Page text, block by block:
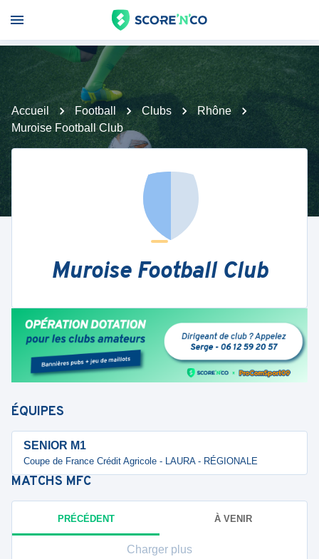
Accueil Football Clubs
Rhône
Muroise Football Club
Muroise Football Club
ÉQUIPES
SENIOR M1
Coupe de France Crédit Agricole - LAURA - RÉGIONALE
MATCHS MFC
PRÉCÉDENT À VENIR
Charger plus